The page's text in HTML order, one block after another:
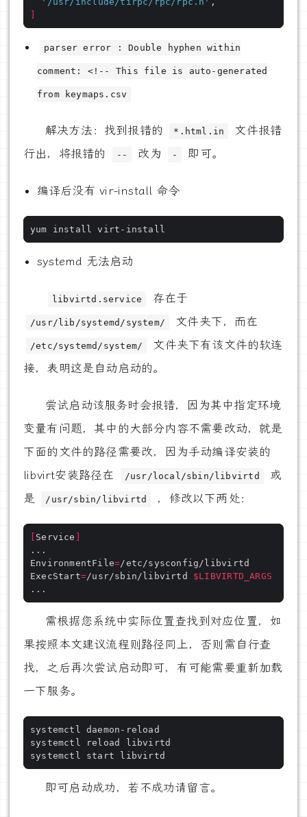
parser error : Double hyphen within
comment: <!-- This file is auto-generated
from keymaps.csv
解决方法：找到报错的 *.html.in
文件报错
行出，将报错的
-- 改为 - 即可。
编译后没有 vir-install 命令
systemd 无法启动
libvirtd.service 存在于
/usr/lib/systemd/system/ 文件夹下，而在
/etc/systemd/system/
文件夹下有该文件的软连
接，表明这是自动启动的。
尝试启动该服务时会报错，因为其中指定环境
变量有问题，其中的大部分内容不需要改动，就是
下面的文件的路径需要改，因为手动编译安装的
libvirt安装路径在
/usr/local/sbin/libvirtd
或
是
/usr/sbin/libvirtd ，修改以下两处：
Service
EnvironmentFile=
ExecStart=/usr/sbin/libvirtd $LIBVIRTD_ARGS
需根据您系统中实际位置查找到对应位置，如
果按照本文建议流程则路径同上，否则需自行查
找，之后再次尝试启动即可，有可能需要重新加载
一下服务。
即可启动成功，若不成功请留言。